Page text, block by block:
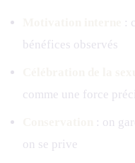
:
bénéfices observés
comme une force
: on
on se prive